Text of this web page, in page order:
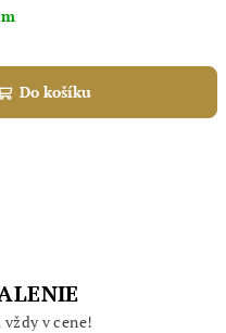
Do košíku
vždy v cene!